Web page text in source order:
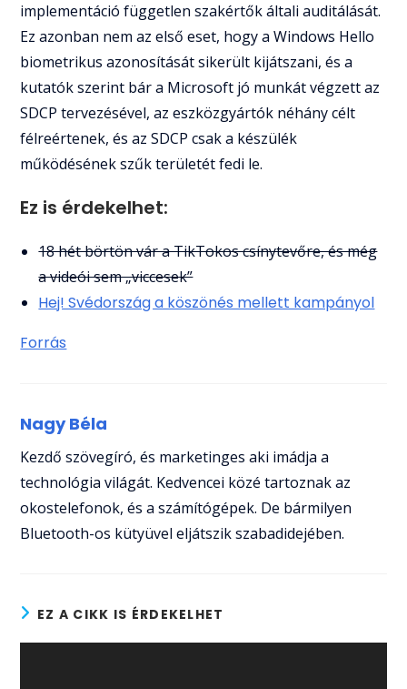
implementáció független szakértők általi auditálását.
Ez azonban nem az első eset, hogy a Windows Hello
biometrikus azonosítását sikerült kijátszani, és a
kutatók szerint bár a Microsoft jó munkát végzett az
SDCP tervezésével, az eszközgyártók néhány célt
félreértenek, és az SDCP csak a készülék
működésének szűk területét fedi le.
Ez is érdekelhet:
18 hét börtön vár a TikTokos csínytevőre, és még
a videói sem „viccesek”
Hej! Svédország a köszönés mellett kampányol
Forrás
Nagy Béla
Kezdő szövegíró, és marketinges aki imádja a
technológia világát. Kedvencei közé tartoznak az
okostelefonok, és a számítógépek. De bármilyen
Bluetooth-os kütyüvel eljátszik szabadidejében.
EZ A CIKK IS ÉRDEKELHET